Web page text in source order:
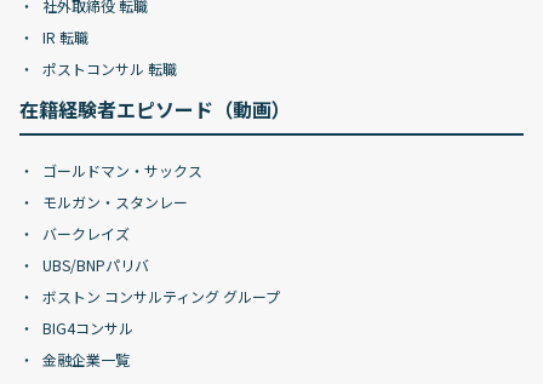
社外取締役 転職
IR 転職
ポストコンサル 転職
在籍経験者エピソード（動画）
ゴールドマン・サックス
モルガン・スタンレー
バークレイズ
UBS/BNPパリバ
ボストン コンサルティング グループ
BIG4コンサル
金融企業一覧